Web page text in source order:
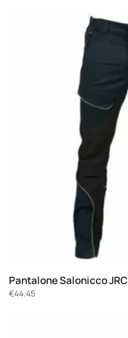
Pantalone Salonicco JRC
€44.45